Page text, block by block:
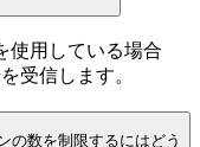
使用している場合
受信します。
の数を制限するにはどう